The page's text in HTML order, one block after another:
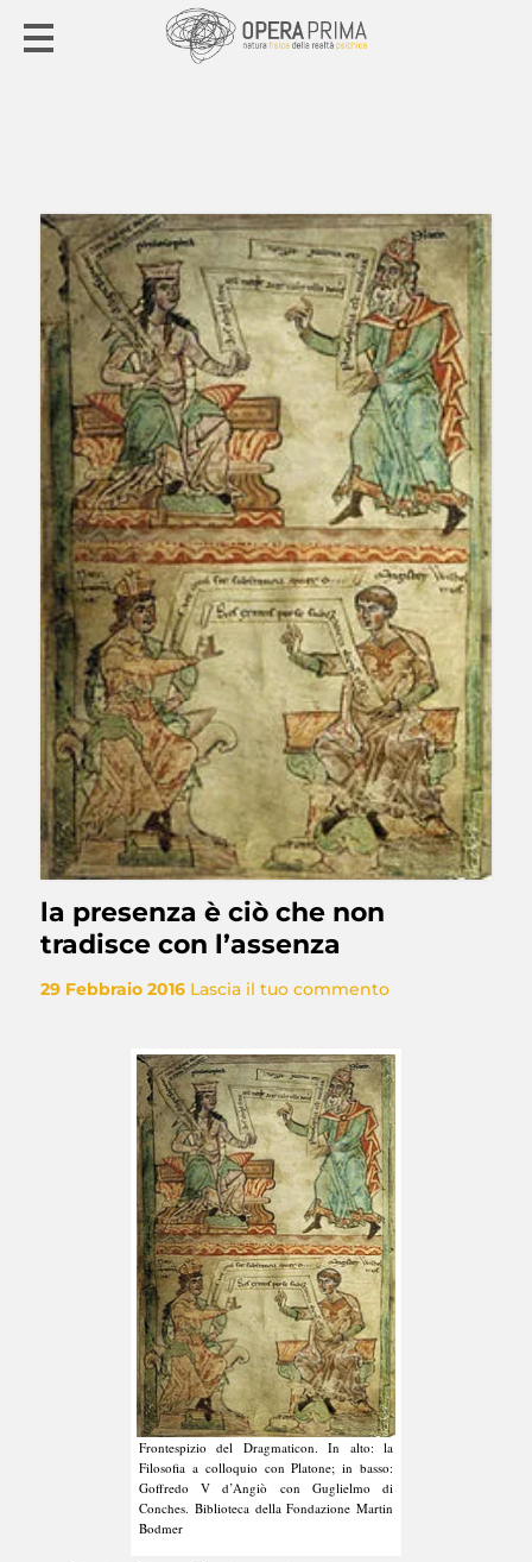
la presenza è ciò che non
tradisce con l’assenza
29 Febbraio 2016 Lascia il tuo commento
Frontespizio del Dragmaticon. In alto: la
Filosofia a colloquio con Platone; in basso:
Goffredo V d’Angiò con Guglielmo di
Conches. Biblioteca della Fondazione Martin
Bodmer